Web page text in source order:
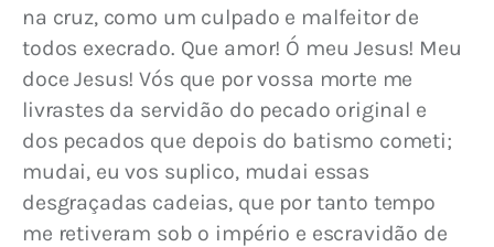
na cruz, como um culpado e malfeitor de
todos execrado. Que amor! Ó meu Jesus! Meu
doce Jesus! Vós que por vossa morte me
livrastes da servidão do pecado original e
dos pecados que depois do batismo cometi;
mudai, eu vos suplico, mudai essas
desgraçadas cadeias, que por tanto tempo
me retiveram sob o império e escravidão de